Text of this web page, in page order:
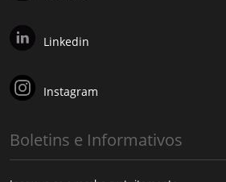
Linkedin
Instagram
Boletins e Informativos